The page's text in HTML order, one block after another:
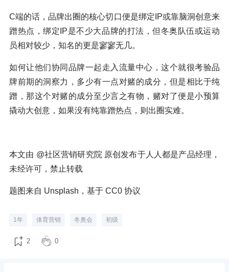
C端的话，品牌出圈的核心切口便是绑定IP或靠脑洞创意来
蹭热点，绑定IP是不少大品牌的打法，但冬奥队伍或运动
员相对较少，知名的更是寥寥无几。
如何让他们协同品牌一起走入流量中心，这个就很考验品
牌前期的洞察力，多少有一点对赌的成分，但是相比于纯
蹭，那这个对赌的成分至少言之有物，赌对了便是小预算
撬动大创意，如果没有纯靠蹭热点，则出圈实难。
本文由 @社区营销研究院 原创发布于人人都是产品经理，
未经许可，禁止转载
题图来自 Unsplash，基于 CC0 协议
1年 体育营销 冬奥会 初级
2 0